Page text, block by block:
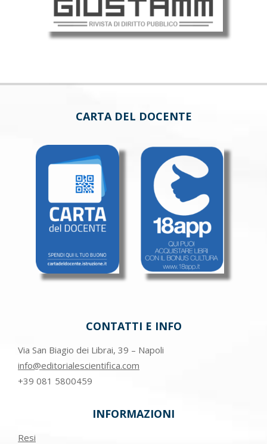
CARTA DEL DOCENTE
CONTATTI E INFO
Via San Biagio dei Librai, 39 – Napoli
info@editorialescientifica.com
+39 081 5800459
INFORMAZIONI
Resi